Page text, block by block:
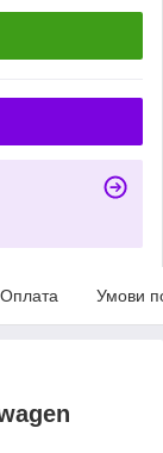
Оплата Умови